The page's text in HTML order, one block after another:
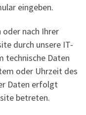
eingeben.
nach Ihrer
durch unsere IT-
technische Daten
oder Uhrzeit des
Daten erfolgt
betreten.